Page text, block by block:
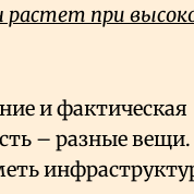
растет при
и фактическая
– разные